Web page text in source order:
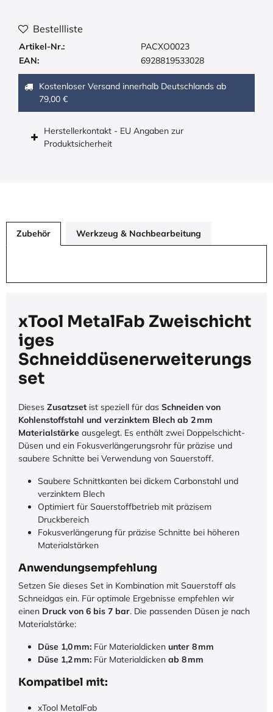
Bestellliste
Artikel-Nr.:
PACXO0023
EAN:
6928819533028
Kostenloser Versand innerhalb Deutschlands ab
79,00 €
Herstellerkontakt - EU Angaben zur
Produktsicherheit
Zubehör Werkzeug & Nachbearbeitung
xTool MetalFab Zweischicht
iges
Schneiddüsenerweiterungs
set
Dieses Zusatzset ist speziell für das Schneiden von
Kohlenstoffstahl und verzinktem Blech ab 2 mm
Materialstärke ausgelegt. Es enthält zwei Doppelschicht-
Düsen und ein Fokusverlängerungsrohr für präzise und
saubere Schnitte bei Verwendung von Sauerstoff.
Saubere Schnittkanten bei dickem Carbonstahl und
verzinktem Blech
Optimiert für Sauerstoffbetrieb mit präzisem
Druckbereich
Fokusverlängerung für präzise Schnitte bei höheren
Materialstärken
Anwendungsempfehlung
Setzen Sie dieses Set in Kombination mit Sauerstoff als
Schneidgas ein. Für optimale Ergebnisse empfehlen wir
einen Druck von 6 bis 7 bar. Die passenden Düsen je nach
Materialstärke:
Düse 1,0 mm: Für Materialdicken unter 8 mm
Düse 1,2 mm: Für Materialdicken ab 8 mm
Kompatibel mit:
xTool MetalFab